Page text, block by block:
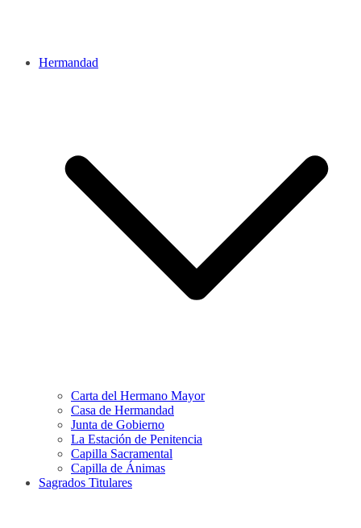
Hermandad
Carta del Hermano Mayor
Casa de Hermandad
Junta de Gobierno
La Estación de Penitencia
Capilla Sacramental
Capilla de Ánimas
Sagrados Titulares